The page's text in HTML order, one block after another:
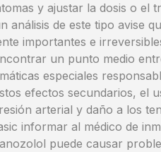
y ajustar la dosis o el
análisis de este tipo avise
importantes e
un punto medio
especiales
efectos secundarios,
arterial y daño a los
informar al médico de
puede causar